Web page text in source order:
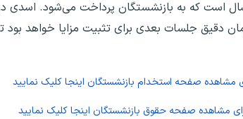
نیست؛ چرا که این مزایا بیش از ۳۰ تا ۳۵ سال است که به بازنشستگان
دقیق جلسات بعدی برای تثبیت مزایا خواهد
مشاهده صفحه استخدام بازنشستگان اینجا کلیک نمایید
مشاهده صفحه حقوق بازنشستگان اینجا کلیک نمایید